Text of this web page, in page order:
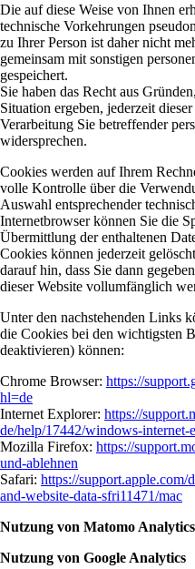
Die auf diese Weise von Ihnen
technische Vorkehrungen
zu Ihrer Person ist daher nicht
gemeinsam mit sonstigen
gespeichert.
Sie haben das Recht aus
Situation ergeben, jederzeit
Verarbeitung Sie betreffender
widersprechen.
Cookies werden auf Ihrem
volle Kontrolle über die
Auswahl entsprechender
Internetbrowser können Sie die
Übermittlung der enthaltenen
Cookies können jederzeit
darauf hin, dass Sie dann
dieser Website vollumfänglich
Unter den nachstehenden Links
die Cookies bei den wichtigsten
deaktivieren) können:
Chrome Browser: https://
hl=de
Internet Explorer: https://
de/help/17442/windows-internet-
Mozilla Firefox: https://
und-ablehnen
Safari: https://support.apple.com/
and-website-data-sfri11471/mac
Nutzung von Matomo Analytics
Nutzung von Google Analytics